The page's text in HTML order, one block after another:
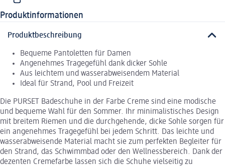
Produktinformationen
Produktbeschreibung
Bequeme Pantoletten für Damen
Angenehmes Tragegefühl dank dicker Sohle
Aus leichtem und wasserabweisendem Material
Ideal für Strand, Pool und Freizeit
Die PURSET Badeschuhe in der Farbe Creme sind eine modische
und bequeme Wahl für den Sommer. Ihr minimalistisches Design
mit breitem Riemen und die durchgehende, dicke Sohle sorgen für
ein angenehmes Tragegefühl bei jedem Schritt. Das leichte und
wasserabweisende Material macht sie zum perfekten Begleiter für
den Strand, das Schwimmbad oder den Wellnessbereich. Dank der
dezenten Cremefarbe lassen sich die Schuhe vielseitig zu